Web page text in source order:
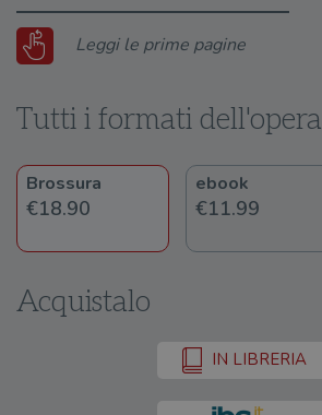
Leggi le prime pagine
Tutti i formati dell'opera
Brossura
€18.90
ebook
€11.99
Acquistalo
IN LIBRERIA